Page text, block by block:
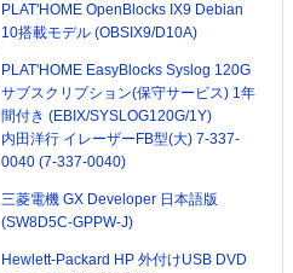
PLAT'HOME OpenBlocks IX9 Debian
10搭載モデル (OBSIX9/D10A)
PLAT'HOME EasyBlocks Syslog 120G
サブスクリプション(保守サービス) 1年
間付き (EBIX/SYSLOG120G/1Y)
内田洋行 イレーザーFB型(大) 7-337-
0040 (7-337-0040)
三菱電機 GX Developer 日本語版
(SW8D5C-GPPW-J)
Hewlett-Packard HP 外付けUSB DVD